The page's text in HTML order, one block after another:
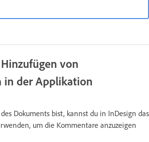
von
in der Applikation
Dokuments bist, kannst du in InDesign das
um die Kommentare anzuzeigen